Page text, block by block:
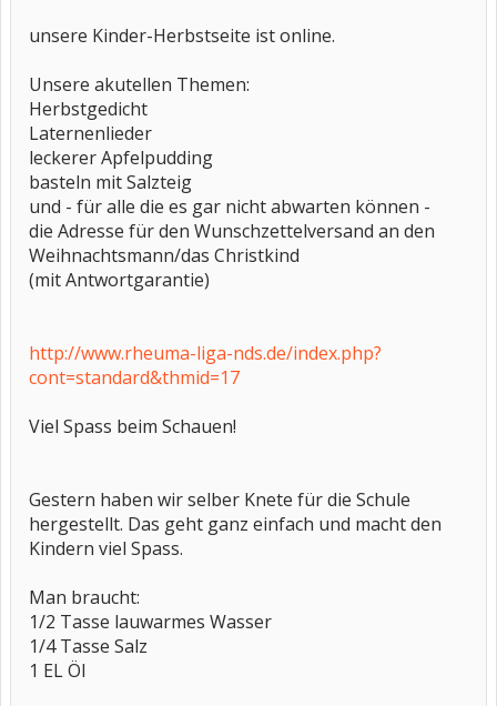
unsere Kinder-Herbstseite ist online.
Unsere akutellen Themen:
Herbstgedicht
Laternenlieder
leckerer Apfelpudding
basteln mit Salzteig
und - für alle die es gar nicht abwarten können -
die Adresse für den Wunschzettelversand an den
Weihnachtsmann/das Christkind
(mit Antwortgarantie)
http://www.rheuma-liga-nds.de/index.php?
cont=standard&thmid=17
Viel Spass beim Schauen!
Gestern haben wir selber Knete für die Schule
hergestellt. Das geht ganz einfach und macht den
Kindern viel Spass.
Man braucht:
1/2 Tasse lauwarmes Wasser
1/4 Tasse Salz
1 EL Öl